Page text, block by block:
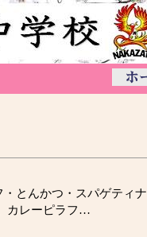
とんかつ・スパゲティナ
カレーピラフ…